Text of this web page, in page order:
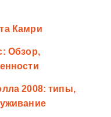
Камри
Обзор,
2008: типы,